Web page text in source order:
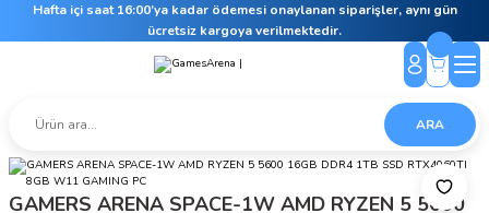
Hafta içi saat 16:00’ya kadar ödemesi onaylanan siparişler, aynı gün
ücretsiz kargoya verilmektedir.
ARA
GAMERS ARENA SPACE-1W AMD RYZEN 5 5600